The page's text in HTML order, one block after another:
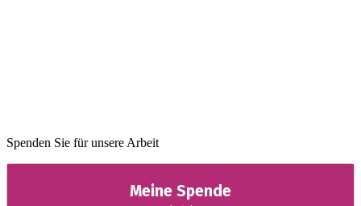
Spenden Sie für unsere Arbeit